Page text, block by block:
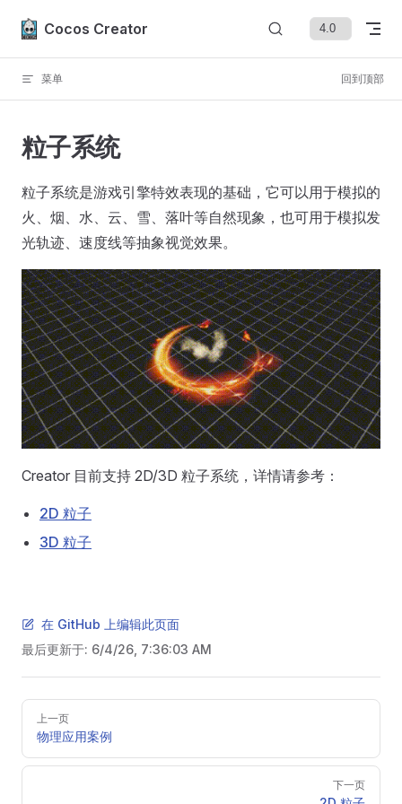
Skip to content
Cocos Creator
菜单 回到顶部
粒子系统
粒子系统是游戏引擎特效表现的基础，它可以用于模拟的
火、烟、水、云、雪、落叶等自然现象，也可用于模拟发
光轨迹、速度线等抽象视觉效果。
Creator 目前支持 2D/3D 粒子系统，详情请参考：
2D 粒子
3D 粒子
在 GitHub 上编辑此页面
最后更新于: 6/4/26, 7:36:03 AM
Pager
上一页
物理应用案例
下一页